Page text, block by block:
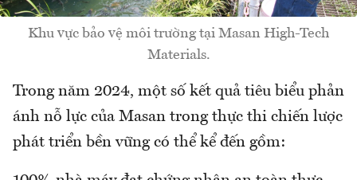
Khu vực bảo vệ môi trường tại Masan High-Tech
Materials.
Trong năm 2024, một số kết quả tiêu biểu phản
ánh nỗ lực của Masan trong thực thi chiến lược
phát triển bền vững có thể kể đến gồm: